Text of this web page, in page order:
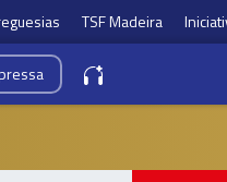
TSF Madeira